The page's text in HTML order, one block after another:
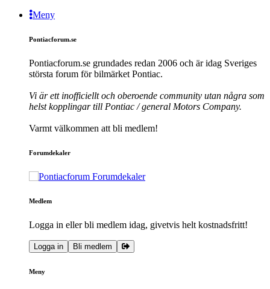
Meny
Pontiacforum.se
Pontiacforum.se grundades redan 2006 och är idag Sveriges
största forum för bilmärket Pontiac.
Vi är ett inofficiellt och oberoende community utan några som
helst kopplingar till Pontiac / general Motors Company.
Varmt välkommen att bli medlem!
Forumdekaler
Medlem
Logga in eller bli medlem idag, givetvis helt kostnadsfritt!
Logga in Bli medlem
Meny